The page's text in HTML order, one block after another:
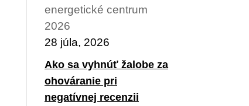
energetické centrum
2026
28 júla, 2026
Ako sa vyhnúť žalobe za
ohováranie pri
negatívnej recenzii